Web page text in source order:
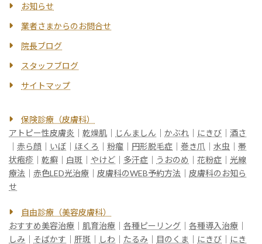
お知らせ
業者さまからのお問合せ
院長ブログ
スタッフブログ
サイトマップ
保険診療（皮膚科）
アトピー性皮膚炎
乾燥肌 じんましん かぶれ にきび
酒さ
赤ら顔 いぼ ほくろ 粉瘤 円形脱毛症 巻き爪 水虫
帯
状疱疹
乾癬 白斑 やけど 多汗症 うおのめ 花粉症
光線
療法
赤色LED光治療 皮膚科のWEB予約方法
皮膚科のお知ら
せ
自由診療（美容皮膚科）
おすすめ美容治療
肌育治療 各種ピーリング 各種導入治療
しみ
そばかす 肝斑 しわ たるみ 目のくま にきび にき